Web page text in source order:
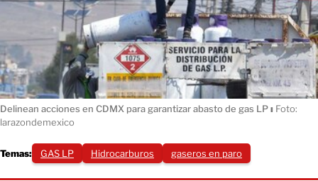
Delinean acciones en CDMX para garantizar abasto de gas LPı Foto:
larazondemexico
Temas: GAS LP Hidrocarburos gaseros en paro